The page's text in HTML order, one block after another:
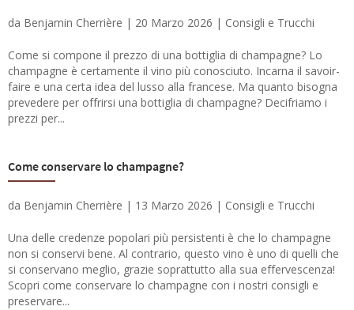
da Benjamin Cherrière | 20 Marzo 2026 | Consigli e Trucchi
Come si compone il prezzo di una bottiglia di champagne? Lo
champagne è certamente il vino più conosciuto. Incarna il savoir-
faire e una certa idea del lusso alla francese. Ma quanto bisogna
prevedere per offrirsi una bottiglia di champagne? Decifriamo i
prezzi per...
Come conservare lo champagne?
da Benjamin Cherrière | 13 Marzo 2026 | Consigli e Trucchi
Una delle credenze popolari più persistenti è che lo champagne
non si conservi bene. Al contrario, questo vino è uno di quelli che
si conservano meglio, grazie soprattutto alla sua effervescenza!
Scopri come conservare lo champagne con i nostri consigli e
preservare...